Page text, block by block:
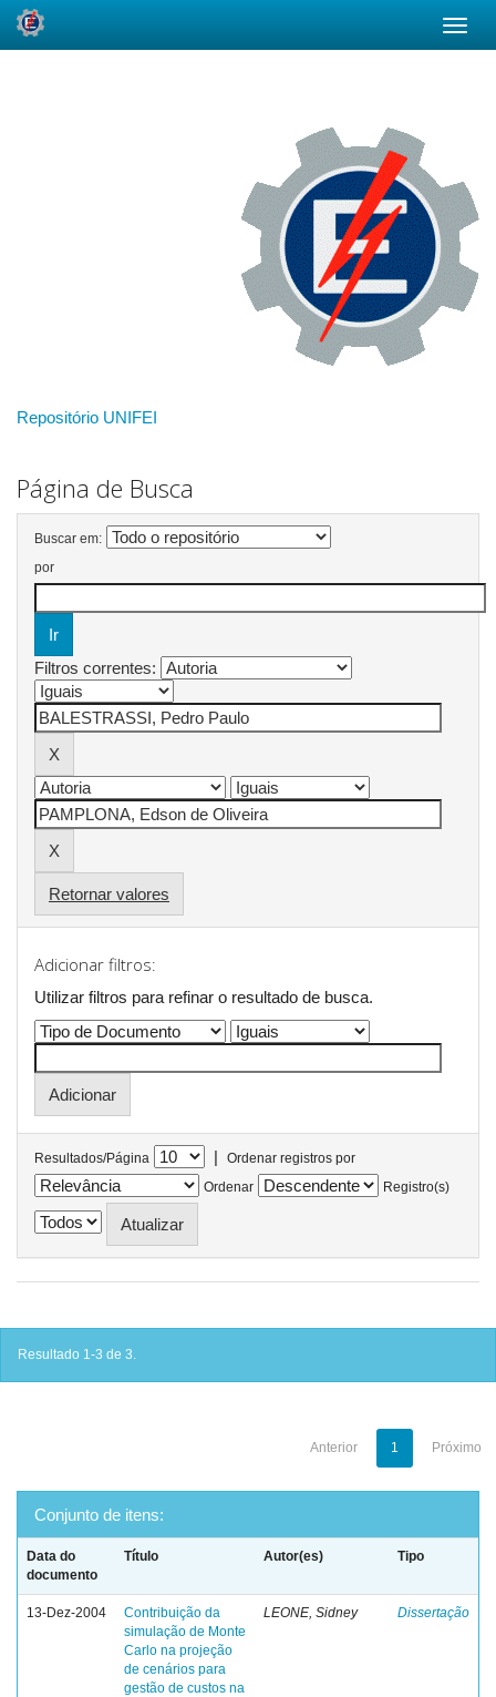
Repositório UNIFEI
Página de Busca
Buscar em:
por
Filtros correntes:
Retornar valores
Adicionar filtros:
Utilizar filtros para refinar o resultado de busca.
Resultados/Página |
Ordenar registros por
Ordenar
Registro(s)
Resultado 1-3 de 3.
Anterior 1 Próximo
Conjunto de itens:
Data do
documento
Título Autor(es) Tipo
13-Dez-2004
Contribuição da
simulação de Monte
Carlo na projeção
de cenários para
gestão de custos na
LEONE, Sidney Dissertação